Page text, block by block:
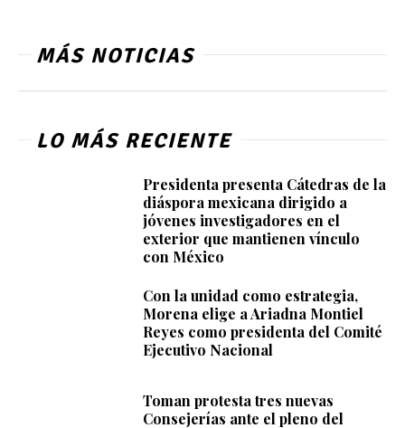
MÁS NOTICIAS
LO MÁS RECIENTE
Presidenta presenta Cátedras de la
diáspora mexicana dirigido a
jóvenes investigadores en el
exterior que mantienen vínculo
con México
Con la unidad como estrategia,
Morena elige a Ariadna Montiel
Reyes como presidenta del Comité
Ejecutivo Nacional
Toman protesta tres nuevas
Consejerías ante el pleno del